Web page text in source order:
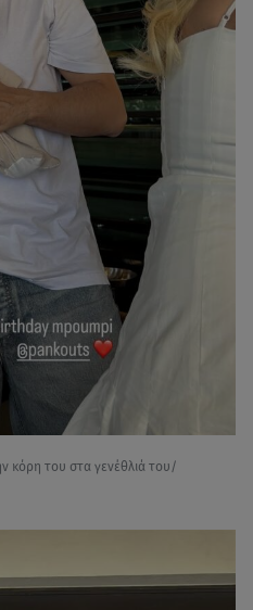
κόρη του στα γενέθλιά του/